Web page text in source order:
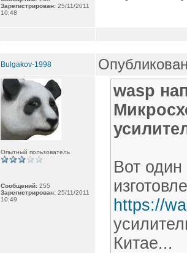
Зарегистрирован: 25/11/2011
10:48
Bulgakov-1998
Опытный пользователь
Сообщений: 255
Зарегистрирован: 25/11/2011
10:49
wasp
Вот один
https://
Китае...